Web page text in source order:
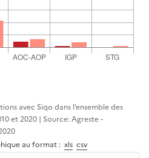
avec Siqo dans l’ensemble des
et 2020 | Source: Agreste -
au format : xls csv